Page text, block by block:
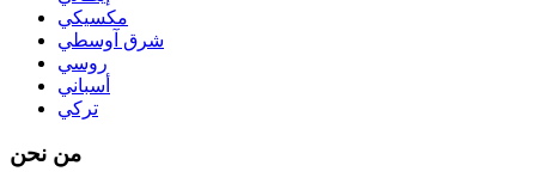
مكسيكي
شرق آوسطي
روسي
أسباني
تركي
من نحن